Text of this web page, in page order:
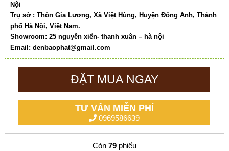
Nội
Trụ sở : Thôn Gia Lương, Xã Việt Hùng, Huyện Đông Anh, Thành
phố Hà Nội, Việt Nam.
Showroom: 25 nguyễn xiển- thanh xuân – hà nội
Email: denbaophat@gmail.com
ĐẶT MUA NGAY
TƯ VẤN MIỄN PHÍ
0969586639
Còn 79phiếu